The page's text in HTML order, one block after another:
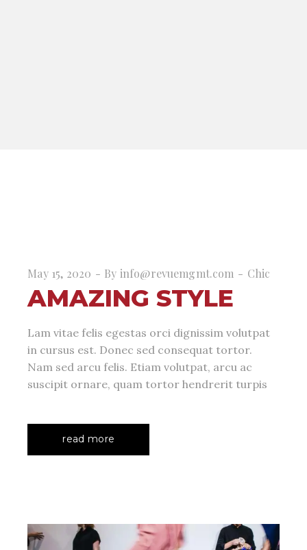
May 15, 2020 By info@revuemgmt.com Chic
AMAZING STYLE
Lam vitae felis egestas orci dignissim volutpat
in cursus est. Donec sed consequat tortor.
Nam sed arcu felis. Etiam volutpat, arcu ac
suscipit ornare, quam tortor hendrerit turpis
read more